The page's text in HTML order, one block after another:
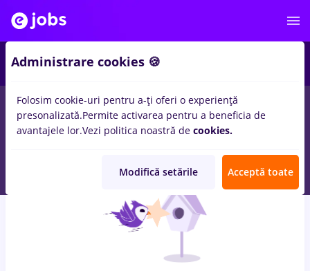
locuri de muncacu salarii cultura, Full timeinIasi (Iasi)
pentruFara experientainConstructii / Instalatii, Medicina /
Sanatate
Administrare cookies 🍪
Folosim cookie-uri pentru a-ți oferi o experiență
presonalizată.Permite activarea pentru a beneficia de
avantajele lor.Vezi politica noastră de cookies.
Modifică setările Acceptă toate